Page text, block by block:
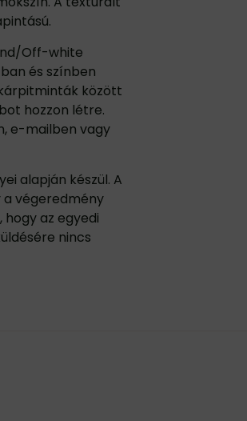
Off-white
és színben
között
hozzon létre.
e-mailben vagy
alapján készül. A
végeredmény
az egyedi
nincs